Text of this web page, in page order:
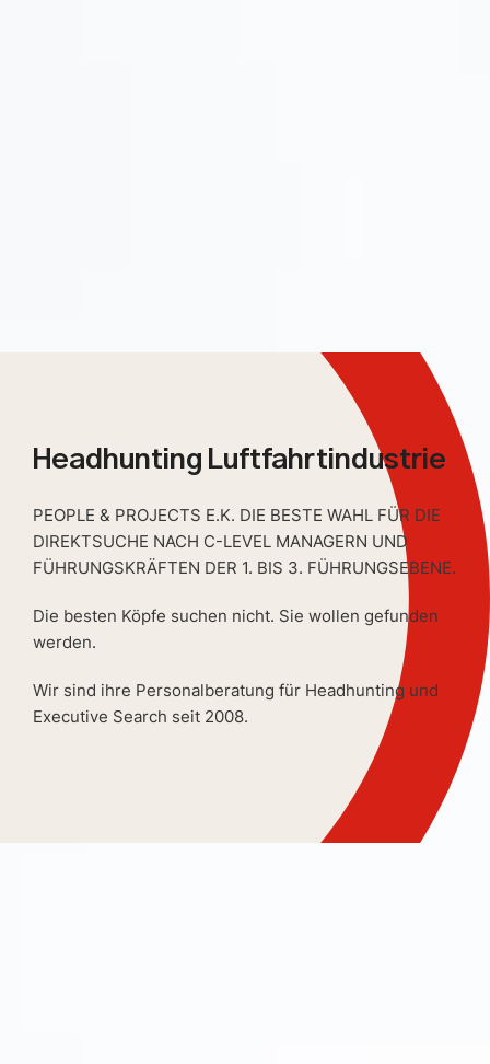
Headhunting Luftfahrtindustrie
PEOPLE & PROJECTS E.K. DIE BESTE WAHL FÜR DIE
DIREKTSUCHE NACH C-LEVEL MANAGERN UND
FÜHRUNGSKRÄFTEN DER 1. BIS 3. FÜHRUNGSEBENE.
Die besten Köpfe suchen nicht. Sie wollen gefunden
werden.
Wir sind ihre Personalberatung für Headhunting und
Executive Search seit 2008.